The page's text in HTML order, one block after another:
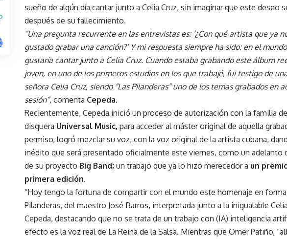
sueño de algún día cantar junto a Celia Cruz, sin imaginar que este deseo
después de su fallecimiento.
“Una pregunta recurrente en las entrevistas es: ‘¿Con qué artista que ya
gustado grabar una canción?’ Y mi respuesta siempre ha sido: en el
gustaría cantar junto a Celia Cruz. Cuando estaba grabando este álbum
joven, en uno de los primeros estudios en los que trabajé, fui testigo de
señora Celia Cruz, siendo “Las Pilanderas” uno de los temas grabados en
sesión”, comenta Cepeda.
Recientemente, Cepeda inició un proceso de autorización con la familia de
disquera Universal Music, para acceder al máster original de aquella
permiso, logró mezclar su voz, con la voz original de la artista cubana,
inédito que será presentado oficialmente este viernes, como un adelanto
de su proyecto Big Band; un trabajo que ya lo hizo merecedor a un
primera edición.
“Hoy tengo la fortuna de compartir con el mundo este homenaje en forma
Pilanderas, del maestro José Barros, interpretada junto a la inigualable
Cepeda, destacando que no se trata de un trabajo con (IA) inteligencia
efecto es la voz real de La Reina de la Salsa. Mientras que Omer Patiño,